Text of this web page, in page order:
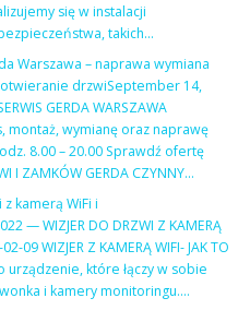
się w instalacji
takich…
Warszawa – naprawa wymiana
drzwiSeptember 14,
GERDA WARSZAWA
montaż, wymianę oraz naprawę
8.00 – 20.00 Sprawdź ofertę
I ZAMKÓW GERDA CZYNNY…
kamerą WiFi i
— WIZJER DO DRZWI Z KAMERĄ
09 WIZJER Z KAMERĄ WIFI- JAK TO
urządzenie, które łączy w sobie
i kamery monitoringu….